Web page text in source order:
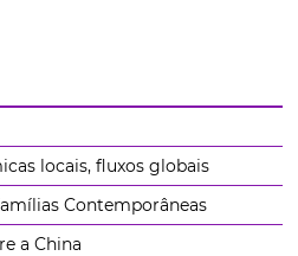
locais, fluxos globais
Contemporâneas
a China